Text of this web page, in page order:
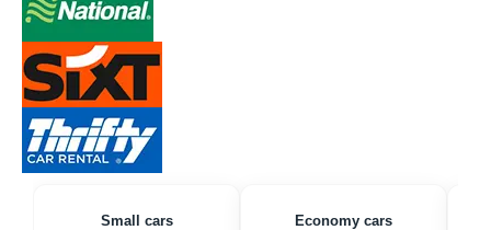
Small cars Economy cars